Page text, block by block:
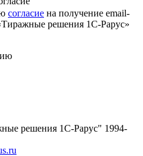
согласие на получение email-
решения 1С-Рарус»
решения 1С-Рарус" 1994-